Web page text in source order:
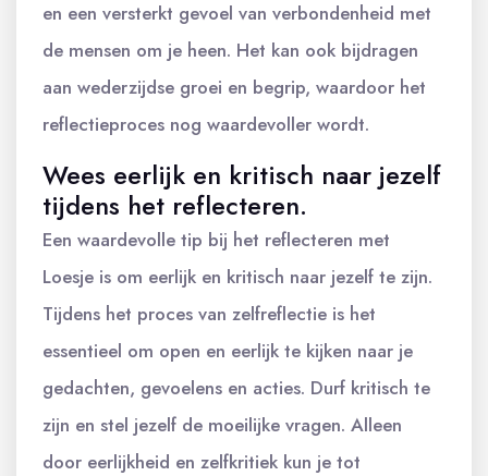
en een versterkt gevoel van verbondenheid met
de mensen om je heen. Het kan ook bijdragen
aan wederzijdse groei en begrip, waardoor het
reflectieproces nog waardevoller wordt.
Wees eerlijk en kritisch naar jezelf
tijdens het reflecteren.
Een waardevolle tip bij het reflecteren met
Loesje is om eerlijk en kritisch naar jezelf te zijn.
Tijdens het proces van zelfreflectie is het
essentieel om open en eerlijk te kijken naar je
gedachten, gevoelens en acties. Durf kritisch te
zijn en stel jezelf de moeilijke vragen. Alleen
door eerlijkheid en zelfkritiek kun je tot